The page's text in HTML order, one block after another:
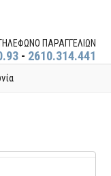
ΠΑΡΑΓΓΕΛΙΩΝ
- 2610.314.441